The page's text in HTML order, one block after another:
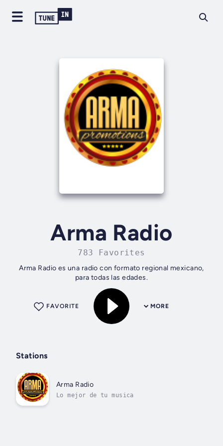
Arma Radio
783 Favorites
Arma Radio es una radio con formato regional mexicano,
para todas las edades.
MORE
FAVORITE
Stations
Arma Radio
Lo mejor de tu musica